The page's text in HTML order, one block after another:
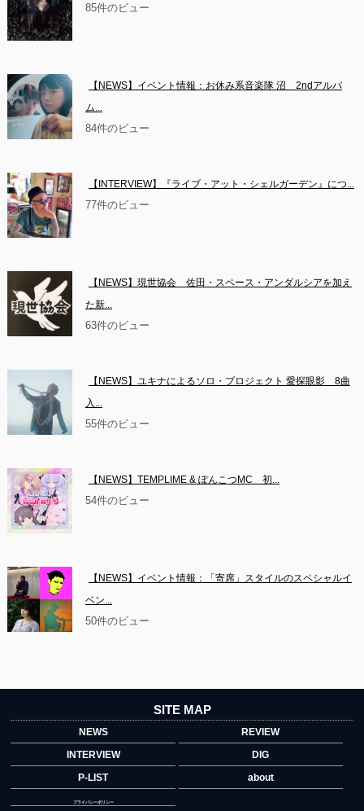
85件のビュー
【NEWS】イベント情報：お休み系音楽隊 沼　2ndアルバ
ム...
84件のビュー
【INTERVIEW】『ライブ・アット・シェルガーデン』につ...
77件のビュー
【NEWS】現世協会　佐田・スペース・アンダルシアを加え
た新...
63件のビュー
【NEWS】ユキナによるソロ・プロジェクト 愛探眼影　8曲
入...
55件のビュー
【NEWS】TEMPLIME & ぽんこつMC　初...
54件のビュー
【NEWS】イベント情報：「寄席」スタイルのスペシャルイ
ベン...
50件のビュー
SITE MAP
NEWS
REVIEW
INTERVIEW
DIG
P-LIST
about
プライバシーポリシー